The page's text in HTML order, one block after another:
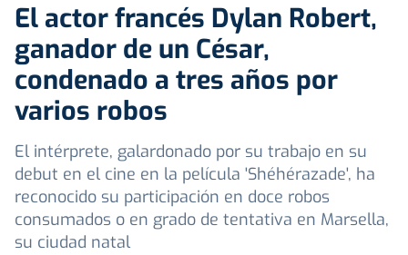
El actor francés Dylan Robert,
ganador de un César,
condenado a tres años por
varios robos
El intérprete, galardonado por su trabajo en su
debut en el cine en la película 'Shéhérazade', ha
reconocido su participación en doce robos
consumados o en grado de tentativa en Marsella,
su ciudad natal